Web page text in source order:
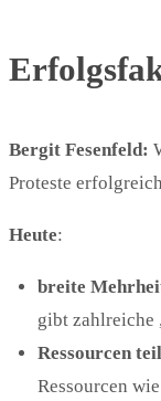
Bergit Fesenfeld:
Proteste
Heute:
breite
gibt zahlreiche
Ressourcen
Ressourcen